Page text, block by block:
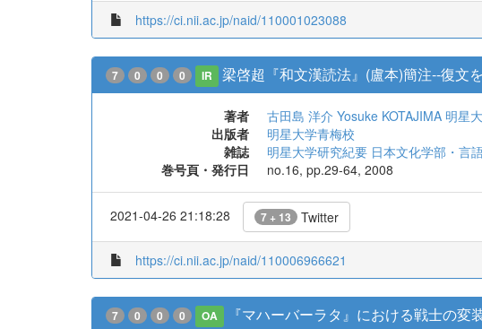
https://ci.nii.ac.jp/naid/110001023088
7 0 0 0 IR 梁啓超『和文漢読法』(盧本)簡注--復文
著者 古田島 洋介 Yosuke KOTAJIMA 明星
出版者
明星大学青梅校
雑誌
明星大学研究紀要 日本文化学部・言
巻号頁・発行日
no.16, pp.29-64, 2008
2021-04-26 21:18:28 7 + 13 Twitter
https://ci.nii.ac.jp/naid/110006966621
7 0 0 0 OA 『マハーバーラタ』における戦士の